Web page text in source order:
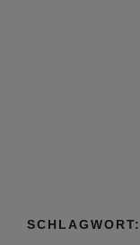
SCHLAGWORT: